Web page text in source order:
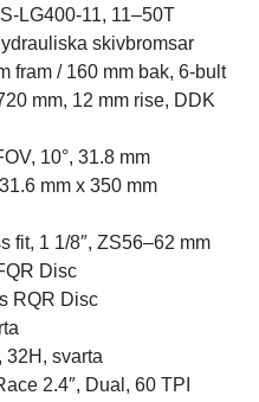
LG400-11, 11–50T
skivbromsar
fram / 160 mm bak, 6-bult
mm, 12 mm rise, DDK
10°, 31.8 mm
mm x 350 mm
fit, 1 1/8″, ZS56–62 mm
Disc
RQR Disc
32H, svarta
2.4″, Dual, 60 TPI